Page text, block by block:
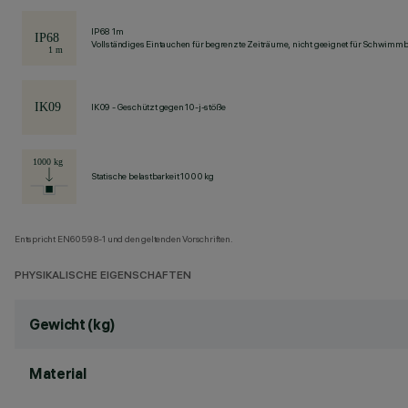
IP68 1m
Vollständiges Eintauchen für begrenzte Zeiträume, nicht geeignet für
IK09 - Geschützt gegen 10-j-stöße
Statische belastbarkeit 1000 kg
Entspricht EN60598-1 und den geltenden Vorschriften.
PHYSIKALISCHE EIGENSCHAFTEN
Gewicht (kg)
Material